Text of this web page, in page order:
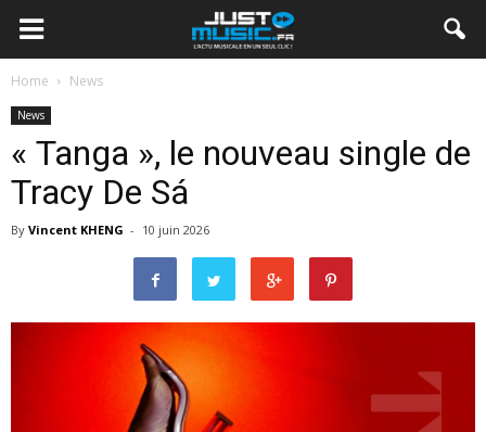
Home News
News
« Tanga », le nouveau single de
Tracy De Sá
By Vincent KHENG - 10 juin 2026